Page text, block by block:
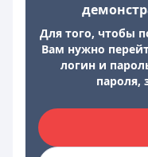
Для того, чтобы
Вам нужно
логин и
пароля,